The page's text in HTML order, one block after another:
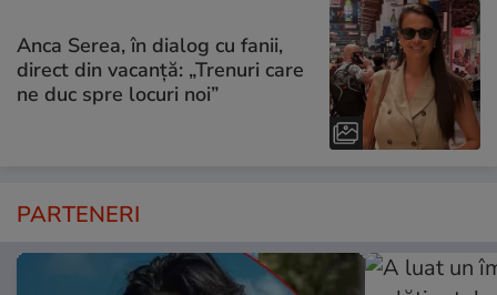
Anca Serea, în dialog cu fanii,
direct din vacanță: „Trenuri care
ne duc spre locuri noi”
PARTENERI